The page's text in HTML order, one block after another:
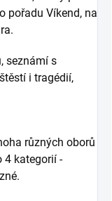
pořadu Víkend, na
seznámí s
i tragédií,
různých oborů
4 kategorií -